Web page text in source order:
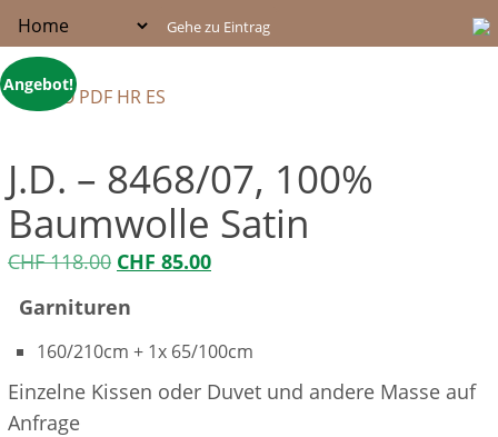
Angebot!
J.D. – 8468/07, 100%
Baumwolle Satin
CHF118.00 Ursprünglicher
war:
CHF 118.00
CHF 85.00Aktueller
CHF 85.00.
Garnituren
160/210cm + 1x 65/100cm
Einzelne Kissen oder Duvet und andere Masse auf
Anfrage